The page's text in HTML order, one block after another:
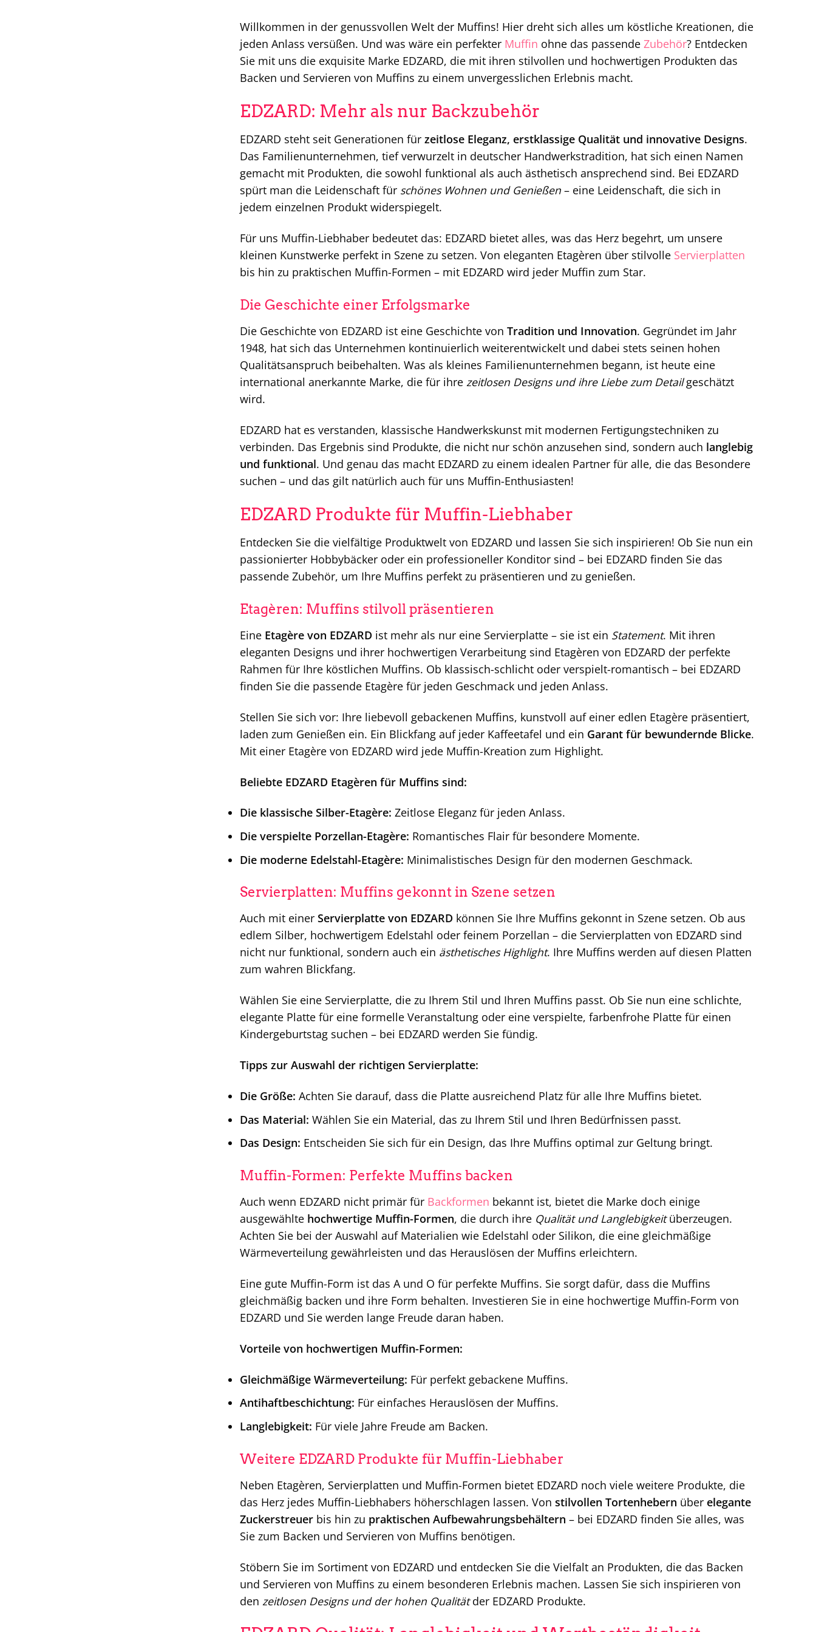
Willkommen in der genussvollen Welt der Muffins! Hier dreht sich alles um köstliche Kreationen, die
jeden Anlass versüßen. Und was wäre ein perfekter Muffin ohne das passende Zubehör? Entdecken
Sie mit uns die exquisite Marke EDZARD, die mit ihren stilvollen und hochwertigen Produkten das
Backen und Servieren von Muffins zu einem unvergesslichen Erlebnis macht.
EDZARD: Mehr als nur Backzubehör
EDZARD steht seit Generationen für zeitlose Eleganz, erstklassige Qualität und innovative Designs.
Das Familienunternehmen, tief verwurzelt in deutscher Handwerkstradition, hat sich einen Namen
gemacht mit Produkten, die sowohl funktional als auch ästhetisch ansprechend sind. Bei EDZARD
spürt man die Leidenschaft für schönes Wohnen und Genießen– eine Leidenschaft, die sich in
jedem einzelnen Produkt widerspiegelt.
Für uns Muffin-Liebhaber bedeutet das: EDZARD bietet alles, was das Herz begehrt, um unsere
kleinen Kunstwerke perfekt in Szene zu setzen. Von eleganten Etagèren über stilvolle Servierplatten
bis hin zu praktischen Muffin-Formen – mit EDZARD wird jeder Muffin zum Star.
Die Geschichte einer Erfolgsmarke
Die Geschichte von EDZARD ist eine Geschichte von Tradition und Innovation. Gegründet im Jahr
1948, hat sich das Unternehmen kontinuierlich weiterentwickelt und dabei stets seinen hohen
Qualitätsanspruch beibehalten. Was als kleines Familienunternehmen begann, ist heute eine
international anerkannte Marke, die für ihre zeitlosen Designs und ihre Liebe zum Detailgeschätzt
wird.
EDZARD hat es verstanden, klassische Handwerkskunst mit modernen Fertigungstechniken zu
verbinden. Das Ergebnis sind Produkte, die nicht nur schön anzusehen sind, sondern auch langlebig
und funktional. Und genau das macht EDZARD zu einem idealen Partner für alle, die das Besondere
suchen – und das gilt natürlich auch für uns Muffin-Enthusiasten!
EDZARD Produkte für Muffin-Liebhaber
Entdecken Sie die vielfältige Produktwelt von EDZARD und lassen Sie sich inspirieren! Ob Sie nun ein
passionierter Hobbybäcker oder ein professioneller Konditor sind – bei EDZARD finden Sie das
passende Zubehör, um Ihre Muffins perfekt zu präsentieren und zu genießen.
Etagèren: Muffins stilvoll präsentieren
Eine Etagère von EDZARDist mehr als nur eine Servierplatte – sie ist ein Statement. Mit ihren
eleganten Designs und ihrer hochwertigen Verarbeitung sind Etagèren von EDZARD der perfekte
Rahmen für Ihre köstlichen Muffins. Ob klassisch-schlicht oder verspielt-romantisch – bei EDZARD
finden Sie die passende Etagère für jeden Geschmack und jeden Anlass.
Stellen Sie sich vor: Ihre liebevoll gebackenen Muffins, kunstvoll auf einer edlen Etagère präsentiert,
laden zum Genießen ein. Ein Blickfang auf jeder Kaffeetafel und ein Garant für bewundernde Blicke.
Mit einer Etagère von EDZARD wird jede Muffin-Kreation zum Highlight.
Beliebte EDZARD Etagèren für Muffins sind:
Die klassische Silber-Etagère: Zeitlose Eleganz für jeden Anlass.
Die verspielte Porzellan-Etagère: Romantisches Flair für besondere Momente.
Die moderne Edelstahl-Etagère: Minimalistisches Design für den modernen Geschmack.
Servierplatten: Muffins gekonnt in Szene setzen
Auch mit einer Servierplatte von EDZARDkönnen Sie Ihre Muffins gekonnt in Szene setzen. Ob aus
edlem Silber, hochwertigem Edelstahl oder feinem Porzellan – die Servierplatten von EDZARD sind
nicht nur funktional, sondern auch ein ästhetisches Highlight. Ihre Muffins werden auf diesen Platten
zum wahren Blickfang.
Wählen Sie eine Servierplatte, die zu Ihrem Stil und Ihren Muffins passt. Ob Sie nun eine schlichte,
elegante Platte für eine formelle Veranstaltung oder eine verspielte, farbenfrohe Platte für einen
Kindergeburtstag suchen – bei EDZARD werden Sie fündig.
Tipps zur Auswahl der richtigen Servierplatte:
Die Größe: Achten Sie darauf, dass die Platte ausreichend Platz für alle Ihre Muffins bietet.
Das Material: Wählen Sie ein Material, das zu Ihrem Stil und Ihren Bedürfnissen passt.
Das Design: Entscheiden Sie sich für ein Design, das Ihre Muffins optimal zur Geltung bringt.
Muffin-Formen: Perfekte Muffins backen
Auch wenn EDZARD nicht primär für Backformen bekannt ist, bietet die Marke doch einige
ausgewählte hochwertige Muffin-Formen, die durch ihre Qualität und Langlebigkeitüberzeugen.
Achten Sie bei der Auswahl auf Materialien wie Edelstahl oder Silikon, die eine gleichmäßige
Wärmeverteilung gewährleisten und das Herauslösen der Muffins erleichtern.
Eine gute Muffin-Form ist das A und O für perfekte Muffins. Sie sorgt dafür, dass die Muffins
gleichmäßig backen und ihre Form behalten. Investieren Sie in eine hochwertige Muffin-Form von
EDZARD und Sie werden lange Freude daran haben.
Vorteile von hochwertigen Muffin-Formen:
Gleichmäßige Wärmeverteilung: Für perfekt gebackene Muffins.
Antihaftbeschichtung: Für einfaches Herauslösen der Muffins.
Langlebigkeit: Für viele Jahre Freude am Backen.
Weitere EDZARD Produkte für Muffin-Liebhaber
Neben Etagèren, Servierplatten und Muffin-Formen bietet EDZARD noch viele weitere Produkte, die
das Herz jedes Muffin-Liebhabers höherschlagen lassen. Von stilvollen Tortenhebern über elegante
Zuckerstreuerbis hin zu praktischen Aufbewahrungsbehältern – bei EDZARD finden Sie alles, was
Sie zum Backen und Servieren von Muffins benötigen.
Stöbern Sie im Sortiment von EDZARD und entdecken Sie die Vielfalt an Produkten, die das Backen
und Servieren von Muffins zu einem besonderen Erlebnis machen. Lassen Sie sich inspirieren von
den zeitlosen Designs und der hohen Qualitätder EDZARD Produkte.